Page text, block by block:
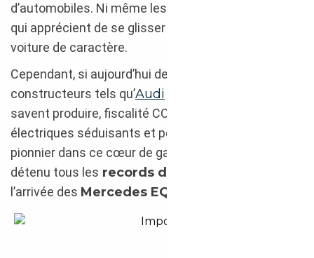
d’automobiles. Ni même les simples conducteurs
qui apprécient de se glisser derrière le volant d’une
voiture de caractère.
Cependant, si aujourd’hui de nombreux
constructeurs tels qu’Audi
savent produire, fiscalité CO2 oblige, des modèles
électriques séduisants et performants,
pionnier dans ce cœur de gamme et a longtemps
détenu tous les records d’autonomie
l’arrivée des Mercedes EQE et EQS